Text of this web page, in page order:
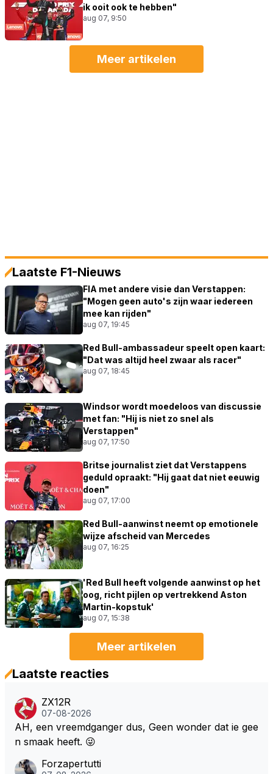
ik ooit ook te hebben"
aug 07, 9:50
Meer artikelen
Laatste F1-Nieuws
FIA met andere visie dan Verstappen:
"Mogen geen auto's zijn waar iedereen
mee kan rijden"
aug 07, 19:45
Red Bull-ambassadeur speelt open kaart:
"Dat was altijd heel zwaar als racer"
aug 07, 18:45
Windsor wordt moedeloos van discussie
met fan: "Hij is niet zo snel als
Verstappen"
aug 07, 17:50
Britse journalist ziet dat Verstappens
geduld opraakt: "Hij gaat dat niet eeuwig
doen"
aug 07, 17:00
Red Bull-aanwinst neemt op emotionele
wijze afscheid van Mercedes
aug 07, 16:25
'Red Bull heeft volgende aanwinst op het
oog, richt pijlen op vertrekkend Aston
Martin-kopstuk'
aug 07, 15:38
Meer artikelen
Laatste reacties
ZX12R
07-08-2026
AH, een vreemdganger dus, Geen wonder dat ie gee
n smaak heeft. 😜
Forzapertutti